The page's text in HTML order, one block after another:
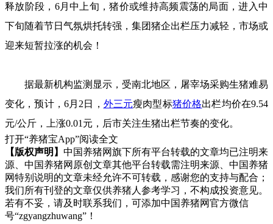
释放阶段，6月中上旬，猪价或维持高频震荡的局面，进入中
下旬随着节日气氛烘托转强，集团猪企出栏压力减轻，市场或
迎来短暂拉涨的机会！
据最新机构监测显示，受南北地区，屠宰场采购生猪难易
变化，预计，6月2日， 外三元瘦肉型标猪价格出栏均价在9.54
元/公斤，上涨0.01元，后市关注生猪出栏节奏的变化。
打开“养猪宝App”阅读全文
【版权声明】 中国养猪网旗下所有平台转载的文章均已注明来
源、中国养猪网原创文章其他平台转载需注明来源、中国养猪
网特别说明的文章未经允许不可转载，感谢您的支持与配合；
我们所有刊登的文章仅供养猪人参考学习，不构成投资意见。
若有不妥，请及时联系我们，可添加中国养猪网官方微信
号“zgyangzhuwang”！